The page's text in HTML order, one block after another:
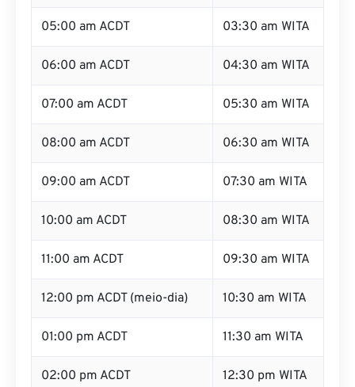
05:00 am ACDT 03:30 am WITA
06:00 am ACDT 04:30 am WITA
07:00 am ACDT 05:30 am WITA
08:00 am ACDT 06:30 am WITA
09:00 am ACDT 07:30 am WITA
10:00 am ACDT 08:30 am WITA
11:00 am ACDT 09:30 am WITA
12:00 pm ACDT (meio-dia) 10:30 am WITA
01:00 pm ACDT 11:30 am WITA
02:00 pm ACDT 12:30 pm WITA